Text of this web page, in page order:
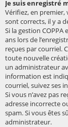
Je suis enregistré
Vérifiez, en premier,
sont corrects, il y a
Si la gestion
ans lors de
reçues par courriel.
toute nouvelle
un administrateur
information est
courriel, suivez ses
Si vous n’avez pas
adresse incorrecte
spam. Si vous êtes
administrateur.